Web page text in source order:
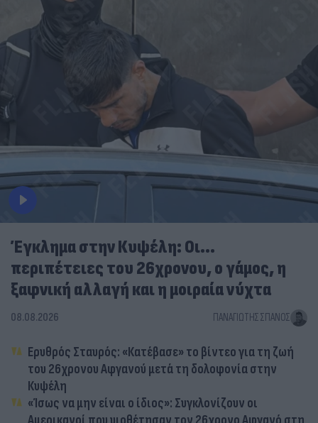
Έγκλημα στην Κυψέλη: Οι...
περιπέτειες του 26χρονου, ο γάμος, η
ξαφνική αλλαγή και η μοιραία νύχτα
08.08.2026 ΠΑΝΑΓΙΏΤΗΣ ΣΠΑΝΌΣ
Ερυθρός Σταυρός: «Κατέβασε» το βίντεο για τη ζωή
του 26χρονου Αφγανού μετά τη δολοφονία στην
Κυψέλη
«Ίσως να μην είναι ο ίδιος»: Συγκλονίζουν οι